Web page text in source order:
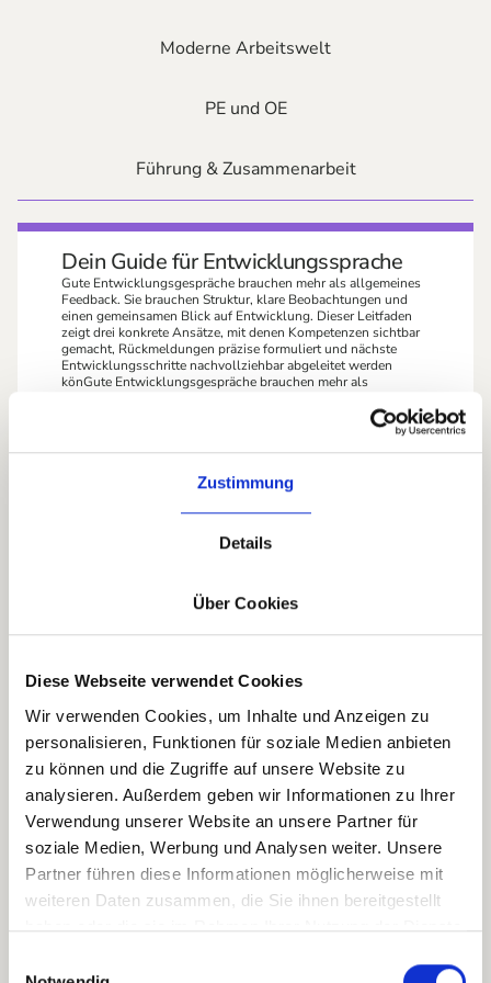
Zustimmung
Details
Über Cookies
Diese Webseite verwendet Cookies
Wir verwenden Cookies, um Inhalte und Anzeigen zu
personalisieren, Funktionen für soziale Medien anbieten
zu können und die Zugriffe auf unsere Website zu
analysieren. Außerdem geben wir Informationen zu Ihrer
Verwendung unserer Website an unsere Partner für
soziale Medien, Werbung und Analysen weiter. Unsere
Partner führen diese Informationen möglicherweise mit
weiteren Daten zusammen, die Sie ihnen bereitgestellt
haben oder die sie im Rahmen Ihrer Nutzung der Dienste
Moderne Arbeitswelt
PE und OE
Führung & Zusammenarbeit
Dein Guide für Entwicklungssprache
Gute Entwicklungsgespräche brauchen mehr als allgemeines
Feedback. Sie brauchen Struktur, klare Beobachtungen und
einen gemeinsamen Blick auf Entwicklung. Dieser Leitfaden
zeigt drei konkrete Ansätze, mit denen Kompetenzen sichtbar
gemacht, Rückmeldungen präzise formuliert und nächste
Entwicklungsschritte nachvollziehbar abgeleitet werden
könGute Entwicklungsgespräche brauchen mehr als
Entwicklung. Dieser Leitfaden zeigt drei konkrete Ansätze, mit
nachvollziehbar abgeleitet werden könnenen.
Download per E-Mail erhalten
verlässlichen Rhythmus, damit Reflexion im Teamalltag
Spannungen produktiv genutzt, passende Formate gewählt
und Retros so gestaltet werden, dass aus Rückblicken echte
Weiterentwicklung entsteht.
Download
Shared Leadership Compass
Mithilfe des Modells wird sichtbar, wie Führungsaufgaben
innerhalb eines Teams oder einer Organisationseinheit
unterstützt.